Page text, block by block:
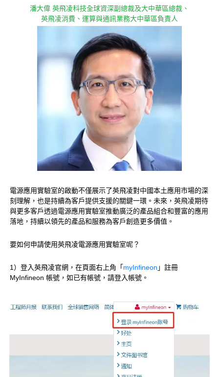
潘大偉 英飛凌科技全球資深副總裁及大中華區總裁、
英飛凌消費、運算與通訊業務大中華區負責人
電源應用實驗室的啟動不僅展示了英飛凌對中國本土應用市場的深
刻理解，也是持續為客戶提供支援的關鍵一環。未來，英飛凌期待
與更多客戶透過電源應用實驗室推動廣泛的產品組合和豐富的應用
落地，持續以領先的產品和服務為客戶創造更多價值。
要如何申請使用英飛凌電源應用實驗室呢？
1）登入英飛凌官網，在頁面右上角「myInfineon 」註冊
MyInfineon 帳號，如已有帳號，請登入帳號。